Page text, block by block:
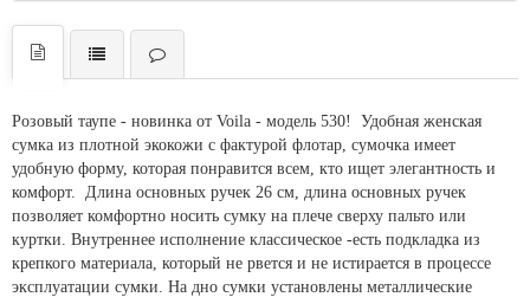
Розовый таупе - новинка от Voila - модель 530! Удобная женская
сумка из плотной экокожи с фактурой флотар, сумочка имеет
удобную форму, которая понравится всем, кто ищет элегантность и
комфорт. Длина основных ручек 26 см, длина основных ручек
позволяет комфортно носить сумку на плече сверху пальто или
куртки. Внутреннее исполнение классическое -есть подкладка из
крепкого материала, который не рвется и не истирается в процессе
эксплуатации сумки. На дно сумки установлены металлические